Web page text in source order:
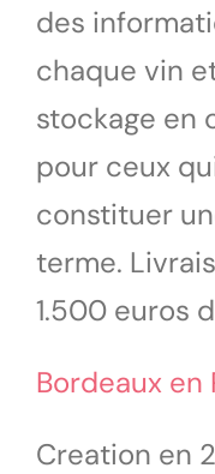
des
chaque vin
stockage en
pour ceux
constituer
terme.
1.500 euros
Bordeaux en
Creation en